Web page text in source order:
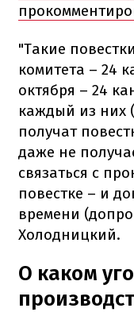
"Такие
комитета – 24
октября – 24
каждый из них
получат
даже не
связаться с
повестке – и
времени
Холодницкий.
О каком